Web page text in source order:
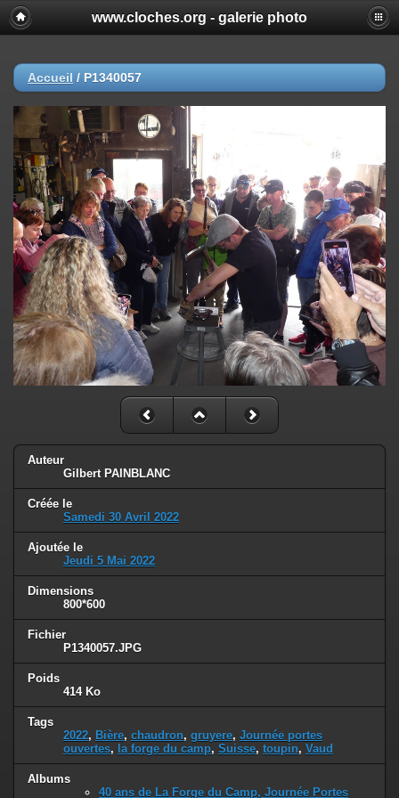
www.cloches.org - galerie photo
Accueil / P1340057
Auteur
Gilbert PAINBLANC
Créée le
Samedi 30 Avril 2022
Ajoutée le
Jeudi 5 Mai 2022
Dimensions
800*600
Fichier
P1340057.JPG
Poids
414 Ko
Tags
2022, Bière, chaudron, gruyere, Journée portes
ouvertes, la forge du camp, Suisse, toupin, Vaud
Albums
40 ans de La Forge du Camp, Journée Portes